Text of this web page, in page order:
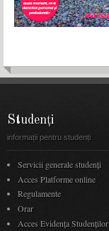
Studenți
informații pentru studenți
Servicii generale studenți
Acces Platforme online
Regulamente
Orar
Acces Evidenţa Studenţilor